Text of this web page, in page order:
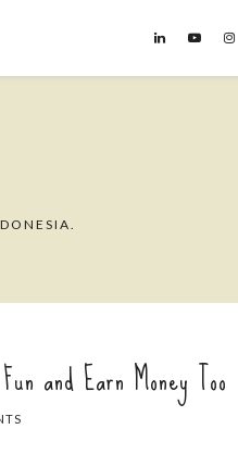
and Earn Money Too